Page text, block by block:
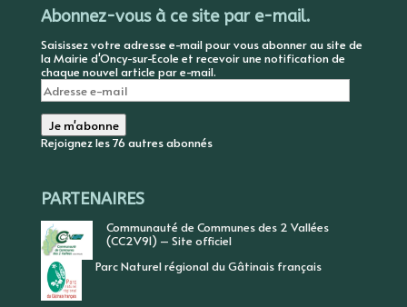
Abonnez-vous à ce site par e-mail.
Saisissez votre adresse e-mail pour vous abonner au site de
la Mairie d'Oncy-sur-Ecole et recevoir une notification de
chaque nouvel article par e-mail.
Adresse
e-
mail
Je m'abonne
Rejoignez les 76 autres abonnés
PARTENAIRES
Communauté de Communes des 2 Vallées
(CC2V91) – Site officiel
Parc Naturel régional du Gâtinais français